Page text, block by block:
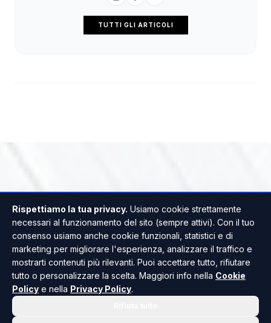
TUTTI GLI ARTICOLI
Rispettiamo la tua privacy. Usiamo cookie strettamente
necessari al funzionamento del sito (sempre attivi). Con il tuo
consenso usiamo anche cookie funzionali, statistici e di
marketing per migliorare l'esperienza, analizzare il traffico e
mostrarti contenuti più rilevanti. Puoi accettare tutto, rifiutare
tutto o personalizzare la scelta. Maggiori info nella Cookie
Policy e nella Privacy Policy.